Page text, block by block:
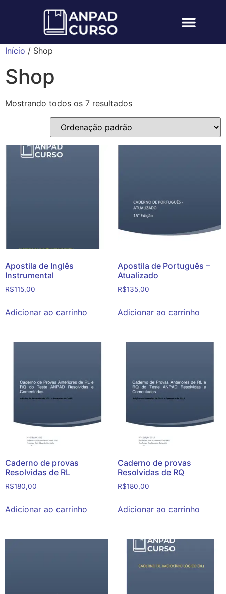
Início / Shop
Shop
Mostrando todos os 7 resultados
Apostila de Inglês
Instrumental
R$115,00
Adicionar ao carrinho
Apostila de Português –
Atualizado
R$135,00
Adicionar ao carrinho
Caderno de provas
Resolvidas de RL
R$180,00
Adicionar ao carrinho
Caderno de provas
Resolvidas de RQ
R$180,00
Adicionar ao carrinho